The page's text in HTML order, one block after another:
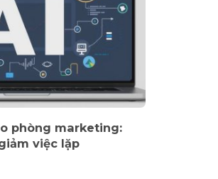
phòng marketing:
việc lặp